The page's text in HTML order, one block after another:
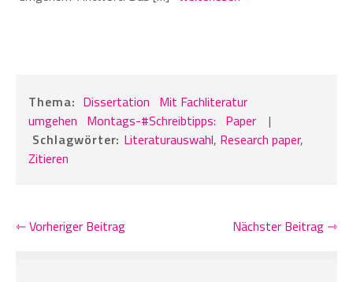
Thema: Dissertation Mit Fachliteratur
umgehen Montags-#Schreibtipps: Paper
|
Schlagwörter: Literaturauswahl, Research paper,
Zitieren
⇽ Vorheriger Beitrag Nächster Beitrag ⇾